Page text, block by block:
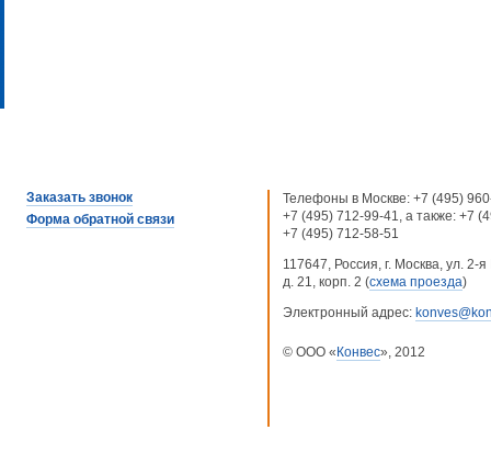
Заказать звонок
Форма обратной связи
Телефоны в Москве: +7 (495)
+7 (495) 712-99-41, а также: +7
+7 (495) 712-58-51
117647, Россия, г. Москва, ул. 2-
д. 21, корп. 2 (схема проезда)
Электронный адрес:
© ООО « Конвес», 2012